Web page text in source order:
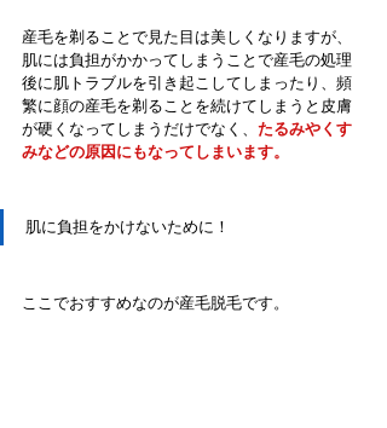
産毛を剃ることで見た目は美しくなりますが、
肌には負担がかかってしまうことで産毛の処理
後に肌トラブルを引き起こしてしまったり、頻
繁に顔の産毛を剃ることを続けてしまうと皮膚
が硬くなってしまうだけでなく、 たるみやくす
みなどの原因にもなってしまいます。
肌に負担をかけないために！
ここでおすすめなのが産毛脱毛です。